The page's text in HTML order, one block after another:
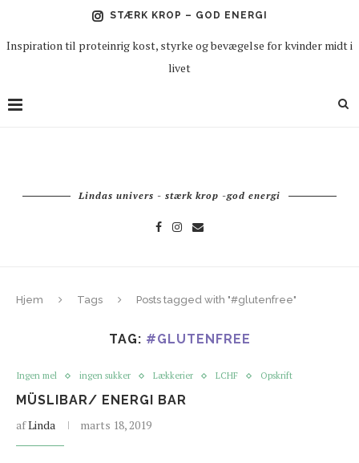
STÆRK KROP – GOD ENERGI
Inspiration til proteinrig kost, styrke og bevægelse for kvinder midt i
livet
Lindas univers - stærk krop -god energi
Hjem Tags Posts tagged with "#glutenfree"
TAG: #GLUTENFREE
Ingen mel ingen sukker Lækkerier LCHF Opskrift
MÜSLIBAR/ ENERGI BAR
afLinda marts 18, 2019